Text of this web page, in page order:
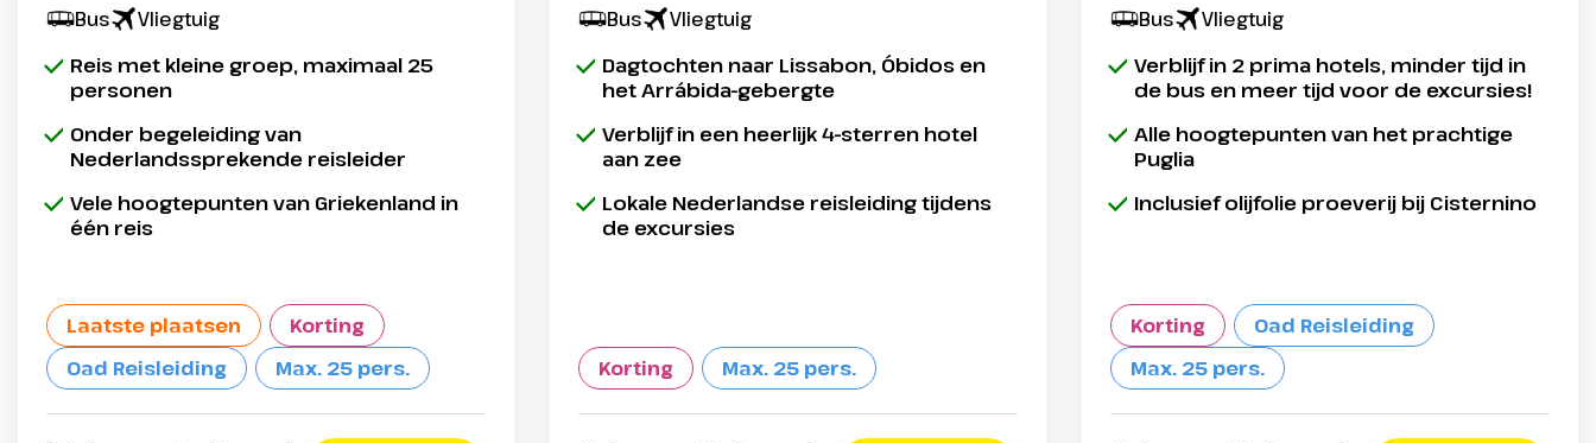
Bus
Vliegtuig
Reis met kleine groep, maximaal 25
personen
Onder begeleiding van
Nederlandssprekende reisleider
Vele hoogtepunten van Griekenland in
één reis
Laatste plaatsen
Korting
Oad Reisleiding
Max. 25 pers.
Bus
Vliegtuig
Dagtochten naar Lissabon, Óbidos en
het Arrábida-gebergte
Verblijf in een heerlijk 4-sterren hotel
aan zee
Lokale Nederlandse reisleiding tijdens
de excursies
Korting Max. 25 pers.
Bus
Vliegtuig
Verblijf in 2 prima hotels, minder tijd in
de bus en meer tijd voor de excursies!
Alle hoogtepunten van het prachtige
Puglia
Inclusief olijfolie proeverij bij Cisternino
Korting
Oad Reisleiding
Max. 25 pers.